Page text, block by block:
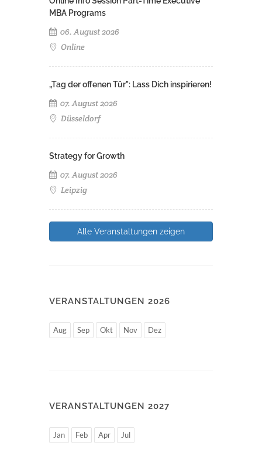
MBA Programs
06. August 2026
Online
„Tag der offenen Tür": Lass Dich inspirieren!
07. August 2026
Düsseldorf
Strategy for Growth
07. August 2026
Leipzig
Alle Veranstaltungen zeigen
VERANSTALTUNGEN 2026
Aug Sep Okt Nov Dez
VERANSTALTUNGEN 2027
Jan Feb Apr Jul